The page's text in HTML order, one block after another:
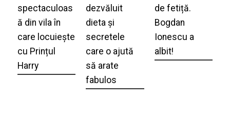
spectaculoas
ă din vila în
care locuiește
cu Prințul
Harry
dezvăluit
dieta și
secretele
care o ajută
să arate
fabulos
de fetiță.
Bogdan
Ionescu a
albit!